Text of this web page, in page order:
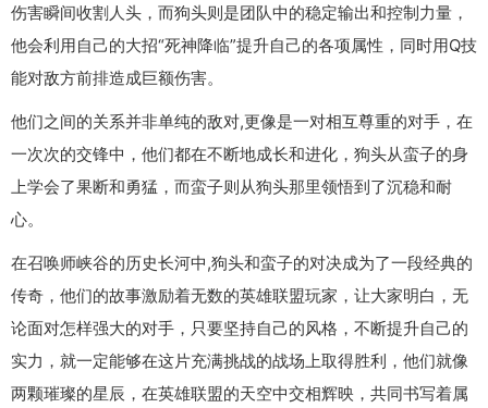
伤害瞬间收割人头，而狗头则是团队中的稳定输出和控制力量，
他会利用自己的大招“死神降临”提升自己的各项属性，同时用Q技
能对敌方前排造成巨额伤害。
他们之间的关系并非单纯的敌对,更像是一对相互尊重的对手，在
一次次的交锋中，他们都在不断地成长和进化，狗头从蛮子的身
上学会了果断和勇猛，而蛮子则从狗头那里领悟到了沉稳和耐
心。
在召唤师峡谷的历史长河中,狗头和蛮子的对决成为了一段经典的
传奇，他们的故事激励着无数的英雄联盟玩家，让大家明白，无
论面对怎样强大的对手，只要坚持自己的风格，不断提升自己的
实力，就一定能够在这片充满挑战的战场上取得胜利，他们就像
两颗璀璨的星辰，在英雄联盟的天空中交相辉映，共同书写着属